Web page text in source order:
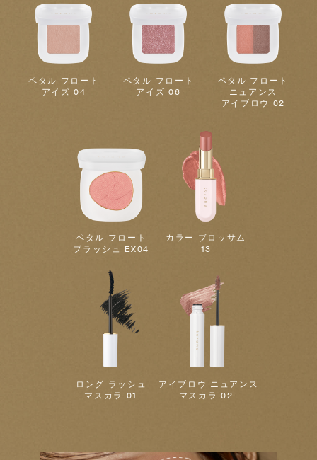
ペタル フロート
アイズ 04
ペタル フロート
アイズ 06
ペタル フロート
ニュアンス
アイブロウ 02
ペタル フロート
ブラッシュ EX04
カラー ブロッサム
13
ロング ラッシュ
マスカラ 01
アイブロウ ニュアンス
マスカラ 02